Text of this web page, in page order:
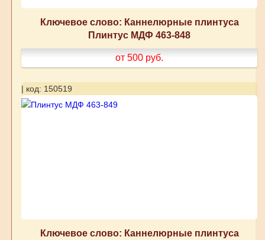
Ключевое слово: Каннелюрные плинтуса
Плинтус МДФ 463-848
от 500 руб.
| код: 150519
Ключевое слово: Каннелюрные плинтуса